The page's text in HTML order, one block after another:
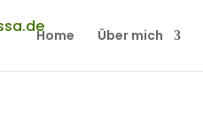
Home Über mich